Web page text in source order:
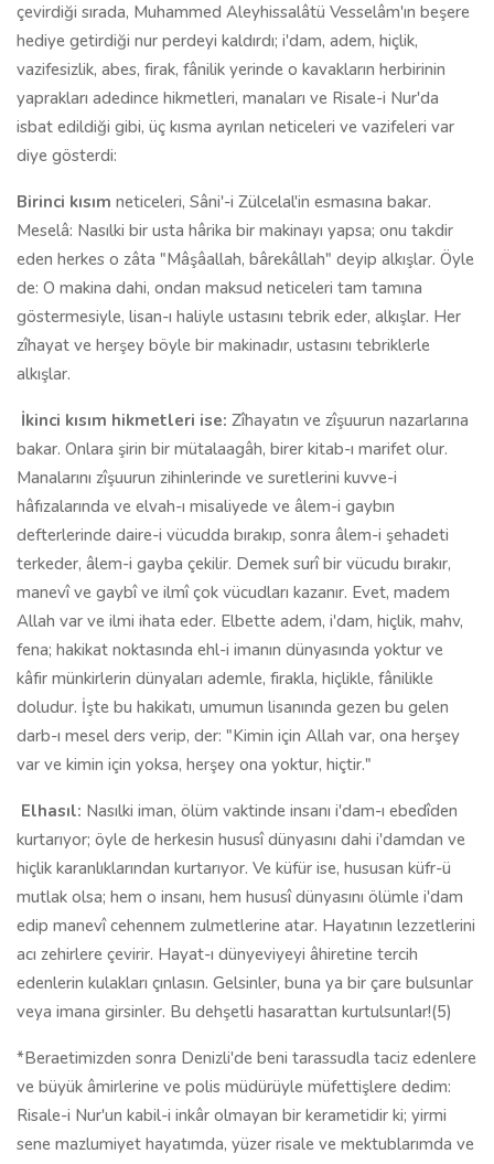
çevirdiği sırada, Muhammed Aleyhissalâtü Vesselâm'ın beşere
hediye getirdiği nur perdeyi kaldırdı; i'dam, adem, hiçlik,
vazifesizlik, abes, firak, fânilik yerinde o kavakların herbirinin
yaprakları adedince hikmetleri, manaları ve Risale-i Nur'da
isbat edildiği gibi, üç kısma ayrılan neticeleri ve vazifeleri var
diye gösterdi:
Birinci kısım neticeleri, Sâni'-i Zülcelal'in esmasına bakar.
Meselâ: Nasılki bir usta hârika bir makinayı yapsa; onu takdir
eden herkes o zâta "Mâşâallah, bârekâllah" deyip alkışlar. Öyle
de: O makina dahi, ondan maksud neticeleri tam tamına
göstermesiyle, lisan-ı haliyle ustasını tebrik eder, alkışlar. Her
zîhayat ve herşey böyle bir makinadır, ustasını tebriklerle
alkışlar.
İkinci kısım hikmetleri ise: Zîhayatın ve zîşuurun nazarlarına
bakar. Onlara şirin bir mütalaagâh, birer kitab-ı marifet olur.
Manalarını zîşuurun zihinlerinde ve suretlerini kuvve-i
hâfızalarında ve elvah-ı misaliyede ve âlem-i gaybın
defterlerinde daire-i vücudda bırakıp, sonra âlem-i şehadeti
terkeder, âlem-i gayba çekilir. Demek surî bir vücudu bırakır,
manevî ve gaybî ve ilmî çok vücudları kazanır. Evet, madem
Allah var ve ilmi ihata eder. Elbette adem, i'dam, hiçlik, mahv,
fena; hakikat noktasında ehl-i imanın dünyasında yoktur ve
kâfir münkirlerin dünyaları ademle, firakla, hiçlikle, fânilikle
doludur. İşte bu hakikatı, umumun lisanında gezen bu gelen
darb-ı mesel ders verip, der: "Kimin için Allah var, ona herşey
var ve kimin için yoksa, herşey ona yoktur, hiçtir."
Elhasıl: Nasılki iman, ölüm vaktinde insanı i'dam-ı ebedîden
kurtarıyor; öyle de herkesin hususî dünyasını dahi i'damdan ve
hiçlik karanlıklarından kurtarıyor. Ve küfür ise, hususan küfr-ü
mutlak olsa; hem o insanı, hem hususî dünyasını ölümle i'dam
edip manevî cehennem zulmetlerine atar. Hayatının lezzetlerini
acı zehirlere çevirir. Hayat-ı dünyeviyeyi âhiretine tercih
edenlerin kulakları çınlasın. Gelsinler, buna ya bir çare bulsunlar
veya imana girsinler. Bu dehşetli hasarattan kurtulsunlar!(5)
*Beraetimizden sonra Denizli'de beni tarassudla taciz edenlere
ve büyük âmirlerine ve polis müdürüyle müfettişlere dedim:
Risale-i Nur'un kabil-i inkâr olmayan bir kerametidir ki; yirmi
sene mazlumiyet hayatımda, yüzer risale ve mektublarımda ve